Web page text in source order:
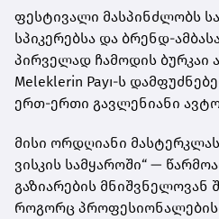
ფესტივალი მასპინძლობს
სპიკერებსა და ბრენდ-
პირველად ჩამოდის
Meleklerin Payı-ს
ერთ-ერთი გავლენიანი
მისი ორდღიანი
ვისკის სამყაროში“ —
გაზიარების მნიშვნელოვან
როგორც